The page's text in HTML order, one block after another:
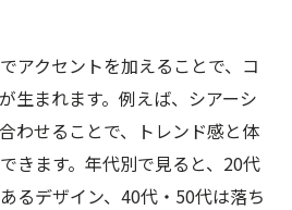
アクセントを加えることで、コ
生まれます。例えば、シアーシ
わせることで、トレンド感と体
きます。年代別で見ると、20代
るデザイン、40代・50代は落ち